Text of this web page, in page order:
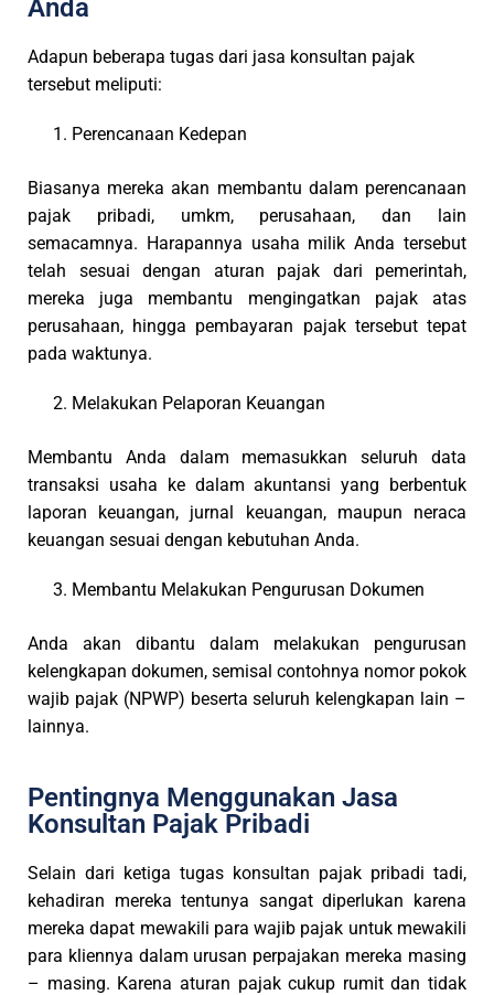
Anda
Adapun beberapa tugas dari jasa konsultan pajak
tersebut meliputi:
Perencanaan Kedepan
Biasanya mereka akan membantu dalam perencanaan
pajak pribadi, umkm, perusahaan, dan lain
semacamnya. Harapannya usaha milik Anda tersebut
telah sesuai dengan aturan pajak dari pemerintah,
mereka juga membantu mengingatkan pajak atas
perusahaan, hingga pembayaran pajak tersebut tepat
pada waktunya.
Melakukan Pelaporan Keuangan
Membantu Anda dalam memasukkan seluruh data
transaksi usaha ke dalam akuntansi yang berbentuk
laporan keuangan, jurnal keuangan, maupun neraca
keuangan sesuai dengan kebutuhan Anda.
Membantu Melakukan Pengurusan Dokumen
Anda akan dibantu dalam melakukan pengurusan
kelengkapan dokumen, semisal contohnya nomor pokok
wajib pajak (NPWP) beserta seluruh kelengkapan lain –
lainnya.
Pentingnya Menggunakan Jasa
Konsultan Pajak Pribadi
Selain dari ketiga tugas konsultan pajak pribadi tadi,
kehadiran mereka tentunya sangat diperlukan karena
mereka dapat mewakili para wajib pajak untuk mewakili
para kliennya dalam urusan perpajakan mereka masing
– masing. Karena aturan pajak cukup rumit dan tidak